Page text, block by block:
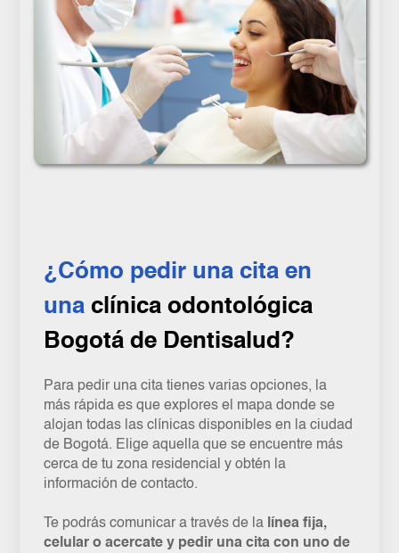
¿Cómo pedir una cita en
una clínica odontológica
Bogotá de Dentisalud?
Para pedir una cita tienes varias opciones, la
más rápida es que explores el mapa donde se
alojan todas las clínicas disponibles en la ciudad
de Bogotá. Elige aquella que se encuentre más
cerca de tu zona residencial y obtén la
información de contacto.
Te podrás comunicar a través de la línea fija,
celular o acercate y pedir una cita con uno de